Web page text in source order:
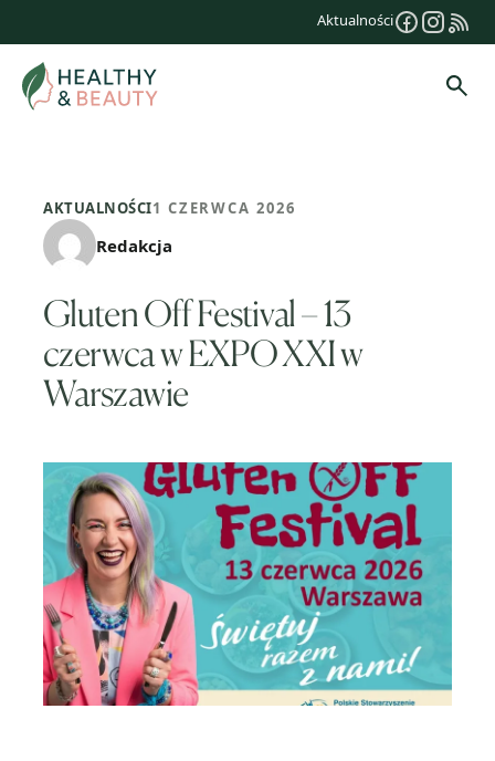
treści
Aktualności
AKTUALNOŚCI1 CZERWCA 2026
Redakcja
Gluten Off Festival – 13
czerwca w EXPO XXI w
Warszawie